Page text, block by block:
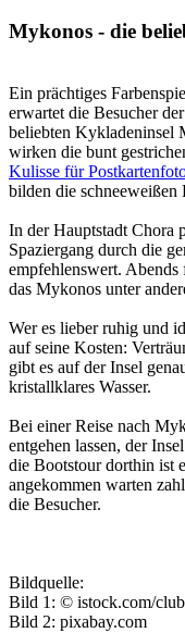
Mykonos - die
Ein prächtiges
erwartet die Besucher der
beliebten Kykladeninsel
wirken die bunt
Kulisse für
bilden die schneeweißen
In der Hauptstadt Chora
Spaziergang durch die
empfehlenswert. Abends
das Mykonos unter
Wer es lieber ruhig und
auf seine Kosten:
gibt es auf der Insel
kristallklares Wasser.
Bei einer Reise nach
entgehen lassen, der
die Bootstour dorthin ist
angekommen warten
die Besucher.
Bildquelle:
Bild 1: © istock.com/
Bild 2: pixabay.com